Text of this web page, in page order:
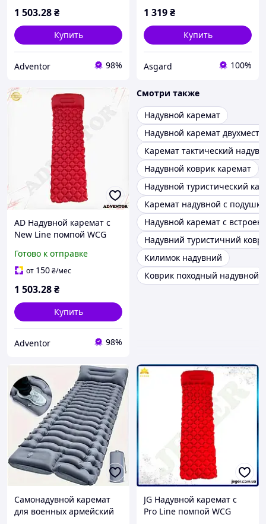
1 503.28₴
Купить
Adventor 98%
1 319₴
Купить
Asgard 100%
AD Надувной каремат с
New Line помпой WCG
кемпинга красный
спальный коврик для
Готово к отправке
от 150₴/мес
1 503.28₴
Купить
Adventor 98%
Смотри также
Надувной каремат
Надувной каремат
Каремат тактический
Надувной коврик каремат
Надувной туристический
Каремат надувной с
Надувной каремат с
Надувний туристичний
Килимок надувний
Коврик походный надувной
Самонадувной каремат
для военных армейский
JG Надувной каремат с
Pro Line помпой WCG